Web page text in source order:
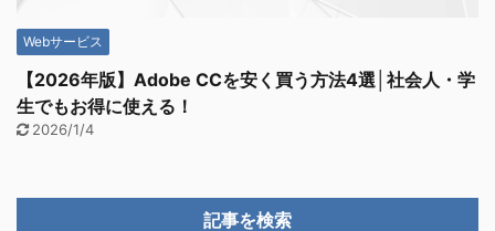
Webサービス
【2026年版】Adobe CCを安く買う方法4選│社会人・学
生でもお得に使える！
2026/1/4
記事を検索